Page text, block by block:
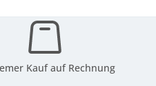
Kauf auf Rechnung